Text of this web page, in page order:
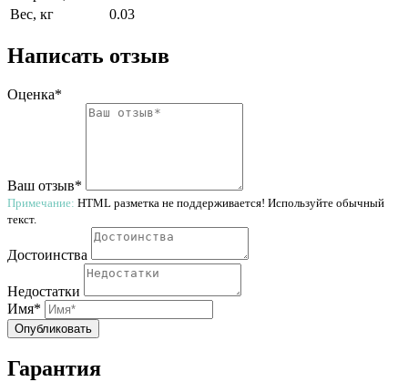
Вес, кг
0.03
Написать отзыв
Оценка*
Ваш отзыв*
Примечание: HTML разметка не поддерживается! Используйте обычный
текст.
Достоинства
Недостатки
Имя*
Опубликовать
Гарантия